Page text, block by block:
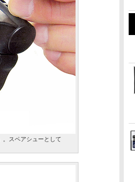
。スペアシューとして